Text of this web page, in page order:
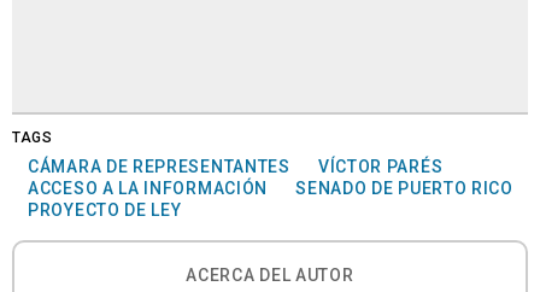
TAGS
CÁMARA DE REPRESENTANTES
VÍCTOR PARÉS
ACCESO A LA INFORMACIÓN
SENADO DE PUERTO RICO
PROYECTO DE LEY
ACERCA DEL AUTOR